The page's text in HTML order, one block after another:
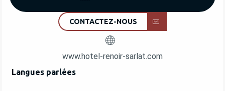
CONTACTEZ-NOUS
www.hotel-renoir-sarlat.com
Langues parlées
Langues parlées